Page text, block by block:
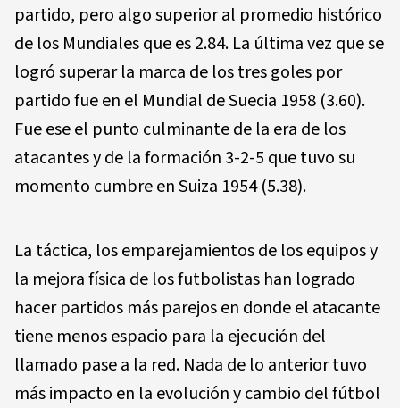
partido, pero algo superior al promedio histórico
de los Mundiales que es 2.84. La última vez que se
logró superar la marca de los tres goles por
partido fue en el Mundial de Suecia 1958 (3.60).
Fue ese el punto culminante de la era de los
atacantes y de la formación 3-2-5 que tuvo su
momento cumbre en Suiza 1954 (5.38).
La táctica, los emparejamientos de los equipos y
la mejora física de los futbolistas han logrado
hacer partidos más parejos en donde el atacante
tiene menos espacio para la ejecución del
llamado pase a la red. Nada de lo anterior tuvo
más impacto en la evolución y cambio del fútbol